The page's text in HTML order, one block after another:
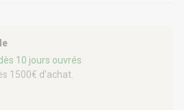
10 jours ouvrés
1500€ d’achat.